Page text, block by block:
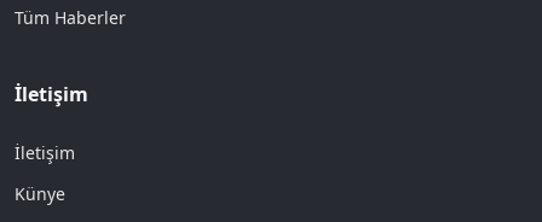
Tüm Haberler
İletişim
İletişim
Künye